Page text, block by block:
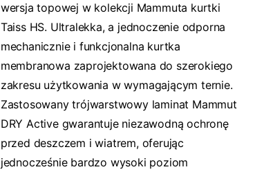
wersja topowej w kolekcji Mammuta kurtki
Taiss HS. Ultralekka, a jednoczenie odporna
mechanicznie i funkcjonalna kurtka
membranowa zaprojektowana do szerokiego
zakresu użytkowania w wymagającym ternie.
Zastosowany trójwarstwowy laminat Mammut
DRY Active gwarantuje niezawodną ochronę
przed deszczem i wiatrem, oferując
jednocześnie bardzo wysoki poziom